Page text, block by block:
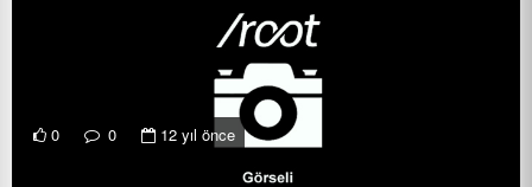
0 0 12 yıl önce